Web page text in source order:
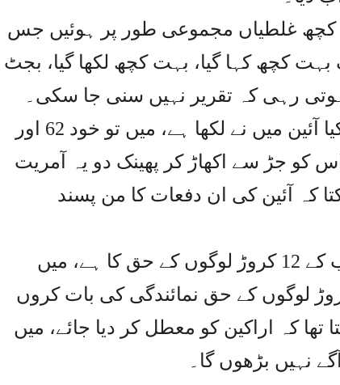
کچھ غلطیاں مجموعی طور پر ہوئیں جس
بہت کچھ کہا گیا، بہت کچھ لکھا گیا، بجٹ
ہوتی رہی کہ تقریر نہیں سنی جا سکی۔
سپیکر پنجاب اسمبلی کا کہنا تھا کہ کیا آئین میں نے لکھا ہے، میں تو خود 62 اور
اس کو جڑ سے اکھاڑ کر پھینک دو یہ آمریت
کہ آئین کی ان دفعات کا من پسند
انہوں نے کہا کہ میرا مقدمہ تو پنجاب کے 12 کروڑ لوگوں کے حق کا ہے، میں
اسمبلی کی حرمت اور 12 کروڑ لوگوں کے حق نمائندگی کی بات کروں
تھا کہ اراکین کو معطل کر دیا جائے، میں
نہیں بڑھوں گا۔